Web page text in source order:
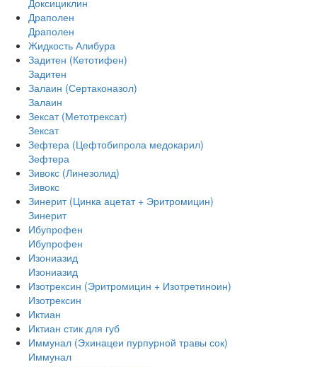
Доксициклин
Драполен
Драполен
Жидкость Алибура
Задитен (Кетотифен)
Задитен
Залаин (Сертаконазол)
Залаин
Зексат (Метотрексат)
Зексат
Зефтера (Цефтобипрола медокарил)
Зефтера
Зивокс (Линезолид)
Зивокс
Зинерит (Цинка ацетат + Эритромицин)
Зинерит
Ибупрофен
Ибупрофен
Изониазид
Изониазид
Изотрексин (Эритромицин + Изотретиноин)
Изотрексин
Иктиан
Иктиан стик для губ
Иммунал (Эхинацеи пурпурной травы сок)
Иммунал